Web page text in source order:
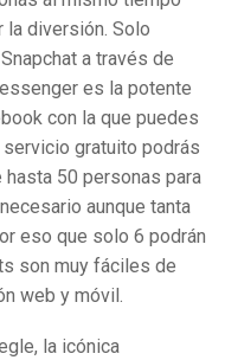
la diversión. Solo
a través de
es la potente
con la que puedes
gratuito podrás
50 personas para
aunque tanta
eso que solo 6 podrán
son muy fáciles de
web y móvil.
la icónica